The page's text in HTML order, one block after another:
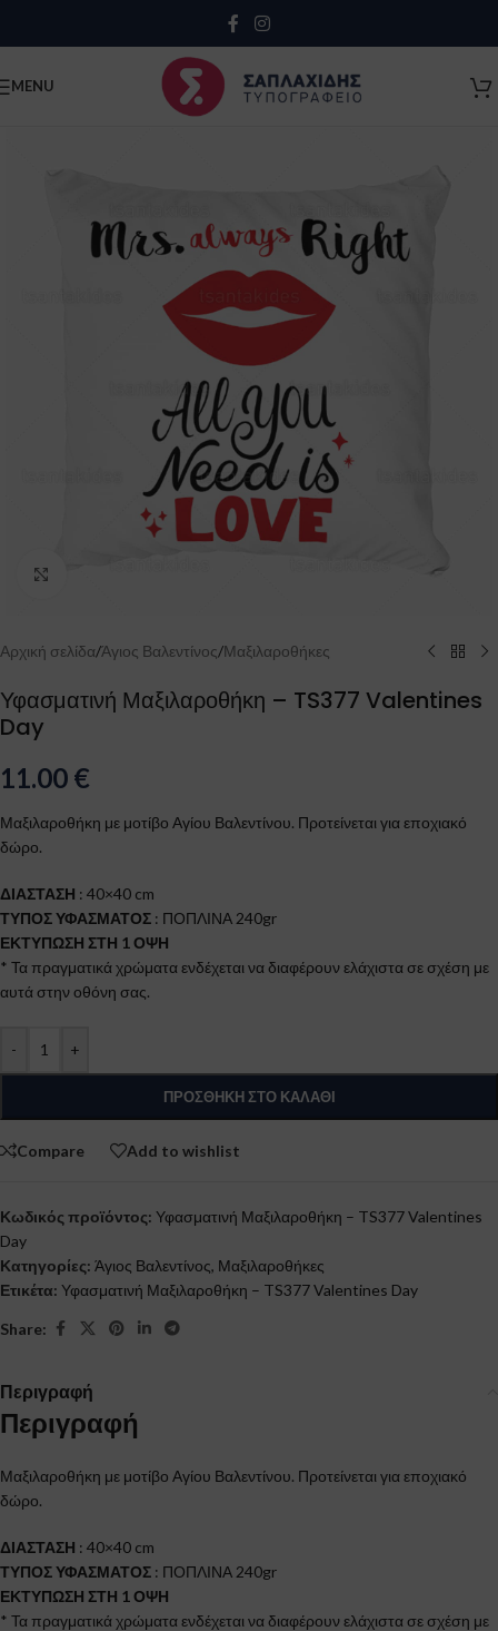
Κλείσιμο
MENU
Αρχική σελίδα/Άγιος Βαλεντίνος/Μαξιλαροθήκες
Υφασματινή Μαξιλαροθήκη – TS377 Valentines
Day
11.00 €
Μαξιλαροθήκη με μοτίβο Αγίου Βαλεντίνου. Προτείνεται για εποχιακό
δώρο.
ΔΙΑΣΤΑΣΗ : 40×40 cm
ΤΥΠΟΣ ΥΦΑΣΜΑΤΟΣ : ΠΟΠΛΙΝΑ 240gr
ΕΚΤΥΠΩΣΗ ΣΤΗ 1 ΟΨΗ
* Τα πραγματικά χρώματα ενδέχεται να διαφέρουν ελάχιστα σε σχέση με
αυτά στην οθόνη σας.
- +
ΠΡΟΣΘΉΚΗ ΣΤΟ ΚΑΛΆΘΙ
Compare Add to wishlist
Κωδικός προϊόντος: Υφασματινή Μαξιλαροθήκη – TS377 Valentines
Day
Κατηγορίες: Άγιος Βαλεντίνος, Μαξιλαροθήκες
Ετικέτα: Υφασματινή Μαξιλαροθήκη – TS377 Valentines Day
Share:
Περιγραφή
Περιγραφή
Μαξιλαροθήκη με μοτίβο Αγίου Βαλεντίνου. Προτείνεται για εποχιακό
δώρο.
ΔΙΑΣΤΑΣΗ : 40×40 cm
ΤΥΠΟΣ ΥΦΑΣΜΑΤΟΣ : ΠΟΠΛΙΝΑ 240gr
ΕΚΤΥΠΩΣΗ ΣΤΗ 1 ΟΨΗ
* Τα πραγματικά χρώματα ενδέχεται να διαφέρουν ελάχιστα σε σχέση με